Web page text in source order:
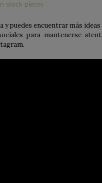
stock pieces
y puedes encuentrar más
para mantenerse